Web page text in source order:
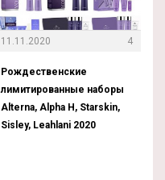
11.11.2020 4
Рождественские
лимитированные наборы
Alterna, Alpha H, Starskin,
Sisley, Leahlani 2020